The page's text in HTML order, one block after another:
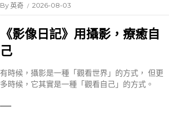
By英奇 2026-08-03
《影像日記》用攝影，療癒自
己
有時候，攝影是一種「觀看世界」的方式， 但更
多時候，它其實是一種「觀看自己」的方式。